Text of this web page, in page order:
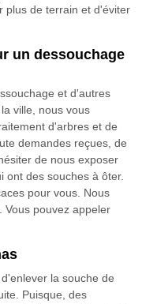
plus de terrain et d'éviter
un dessouchage
et d'autres
ville, nous vous
d'arbres et de
demandes reçues, de
de nous exposer
ont des souches à ôter.
pour vous. Nous
Vous pouvez appeler
la souche de
Puisque, des